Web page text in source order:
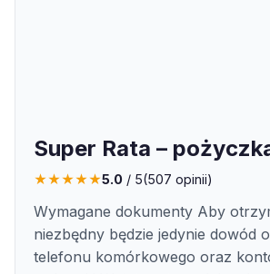
Super Rata –
★★★★★5.0 / 5(507 opinii)
Wymagane dokumenty Aby
niezbędny będzie jedynie dowód
telefonu komórkowego oraz